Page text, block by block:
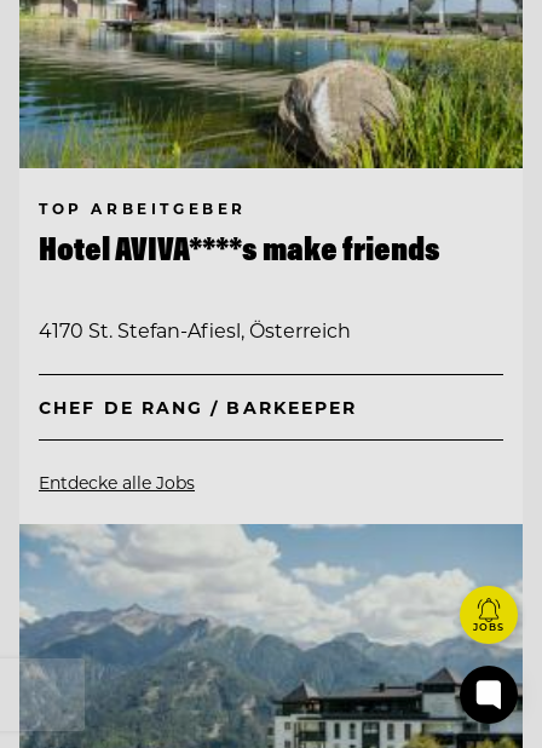
TOP ARBEITGEBER
Hotel AVIVA****s make friends
4170 St. Stefan-Afiesl, Österreich
CHEF DE RANG / BARKEEPER
Entdecke alle Jobs
JOBS